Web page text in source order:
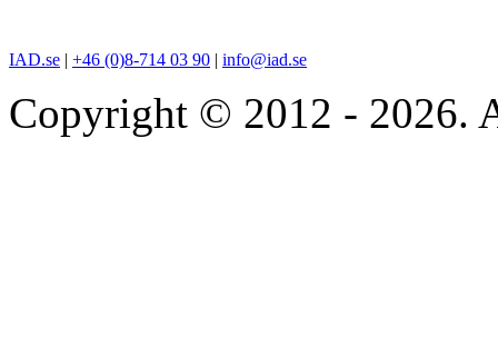
IAD.se | +46 (0)8-714 03 90 | info@iad.se
Copyright © 2012 - 2026.